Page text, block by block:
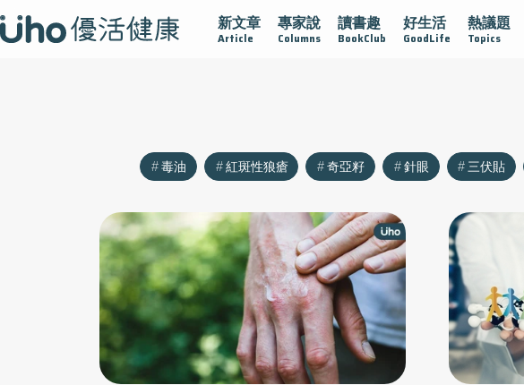
新文章
Article
專家說
Columns
讀書趣
BookClub
好生活
GoodLife
熱議題
Topics
黏 守護腺在 疫情保衛戰 再生醫學 愛的未來視 認識攝護腺肥大
毒油 紅斑性狼瘡 奇亞籽 針眼 三伏貼